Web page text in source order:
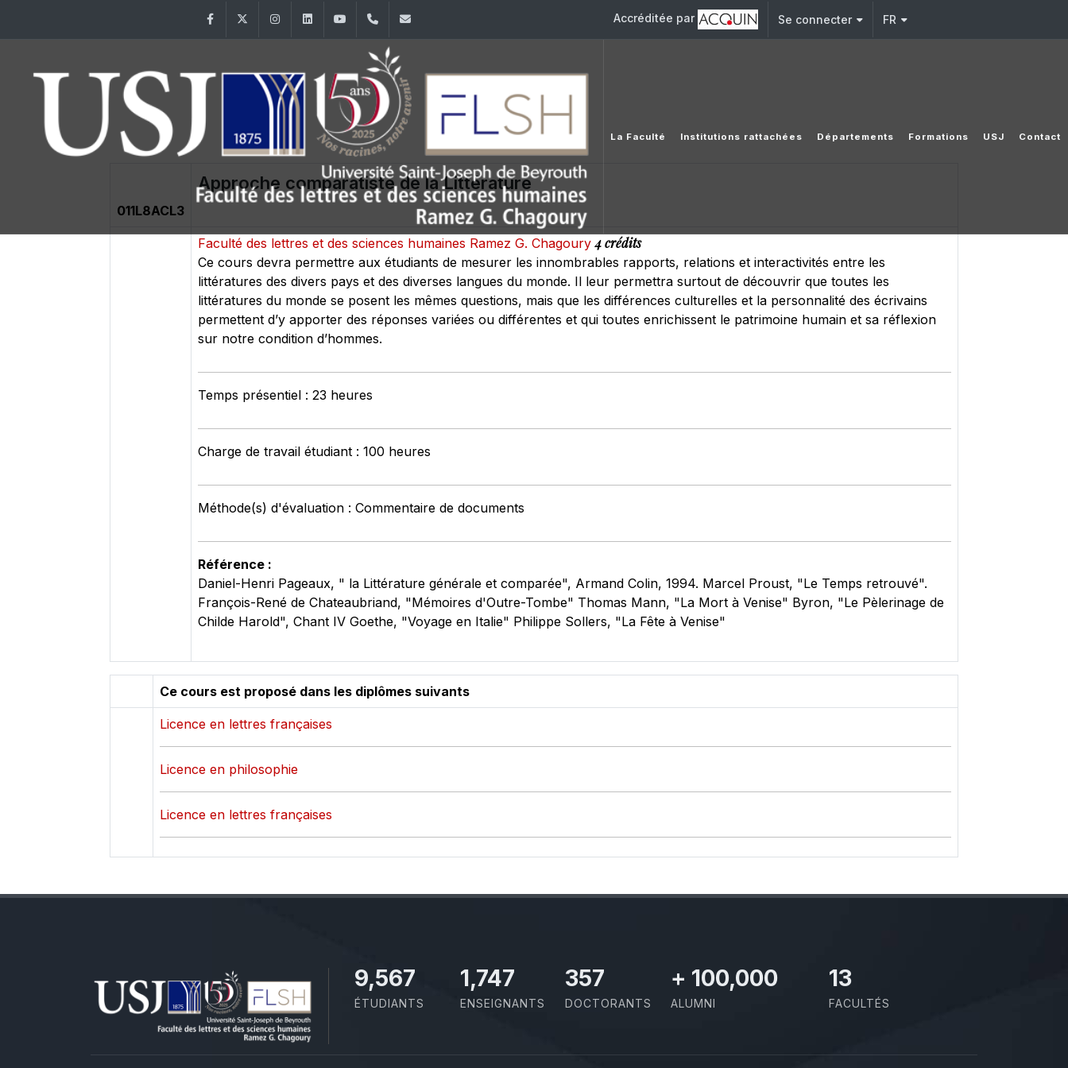
FacebookTwitter InstagramLinkedInYouTube+961 (1) 421 000 Accréditée par Se connecter FR
La Faculté Institutions rattachées Départements Formations USJ Contact
011L8ACL3
Approche comparatiste de la Littérature
Faculté des lettres et des sciences humaines Ramez G. Chagoury4 crédits
Ce cours devra permettre aux étudiants de mesurer les innombrables rapports, relations et interactivités entre les
littératures des divers pays et des diverses langues du monde. Il leur permettra surtout de découvrir que toutes les
littératures du monde se posent les mêmes questions, mais que les différences culturelles et la personnalité des écrivains
permettent d’y apporter des réponses variées ou différentes et qui toutes enrichissent le patrimoine humain et sa réflexion
sur notre condition d’hommes.
Temps présentiel : 23 heures
Charge de travail étudiant : 100 heures
Méthode(s) d'évaluation : Commentaire de documents
Référence :
Daniel-Henri Pageaux, " la Littérature générale et comparée", Armand Colin, 1994. Marcel Proust, "Le Temps retrouvé".
François-René de Chateaubriand, "Mémoires d'Outre-Tombe" Thomas Mann, "La Mort à Venise" Byron, "Le Pèlerinage de
Childe Harold", Chant IV Goethe, "Voyage en Italie" Philippe Sollers, "La Fête à Venise"
Ce cours est proposé dans les diplômes suivants
Licence en lettres françaises
Licence en philosophie
Licence en lettres françaises
10,801
ÉTUDIANTS
1,973
ENSEIGNANTS
403
DOCTORANTS
+ 100,000
ALUMNI
13
FACULTÉS